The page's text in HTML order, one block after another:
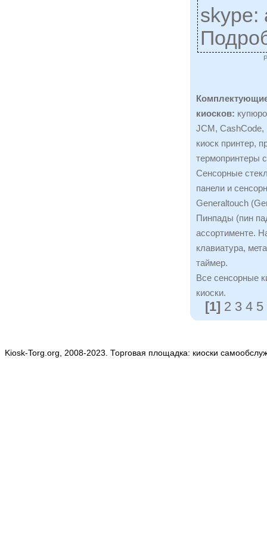
skype:
киосков:
JCM, CashCode,
киоск принтер,
термопринтеры
Сенсорные
панели и
Generaltouch
Пинпады (пин
ассортименте.
клавиатура,
таймер.
Все сенсорные
киоски.
[1] 2 3 4
Kiosk-Torg.org, 2008-2023. Торговая площадка: киоски